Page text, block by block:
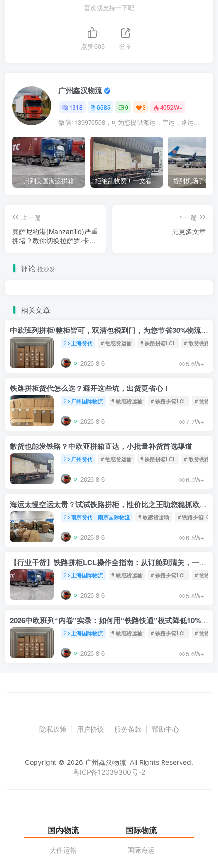
喜欢就支持一下吧
点赞605 分享
广州鑫汉物流
1318 6585 0 3 4052W+
微信1139976508，可为您提供海运，空运，路运，铁路运输
广州到美国海运拼箱多少钱？2024年最新运费构成+隐藏费用避坑指南 拒绝乱收费！一文看懂中国货代计费套路，教你避开所有隐形坑
上一篇
曼萨尼约港(Manzanillo)严重
拥堵？教你切换拉萨罗·卡德
下一篇
无更多文章
评论 抢沙发
相关文章
中欧班列拼柜/整柜皆可，双清包税到门，为您节省30%物流成本！
上海货代 # 敏感货运输 # 铁路拼箱LCL # 散货铁路
2026-8-6 5.6W+
铁路拼柜货代怎么选？避开这些坑，出货更省心！
广州国际物流 # 敏感货运输 # 铁路拼箱LCL # 散货铁
2026-8-6 7.7W+
散货也能发铁路？中欧亚拼箱直达，小批量补货首选渠道
广州货代 # 敏感货运输 # 铁路拼箱LCL # 散货铁路
2026-8-6 6.3W+
海运太慢空运太贵？试试铁路拼柜，性价比之王助您稳抓欧洲市场
南京货代，南京国际物流 # 敏感货运输 # 铁路拼箱LCL
2026-8-6 6.5W+
【行业干货】铁路拼柜LCL操作全指南：从订舱到清关，一文读懂
上海国际物流 # 敏感货运输 # 铁路拼箱LCL # 散货铁
2026-8-6 5.8W+
2026中欧班列“内卷”实录：如何用“铁路快通”模式降低10%物流成本？
上海国际物流 # 敏感货运输 # 铁路拼箱LCL # 散货铁
2026-8-6 5.6W+
隐私政策 用户协议 服务条款 帮助中心
Copyright © 2026 广州鑫汉物流. All Rights Reserved.
粤ICP备12039300号-2
国内物流
大件运输
国际物流
国际海运